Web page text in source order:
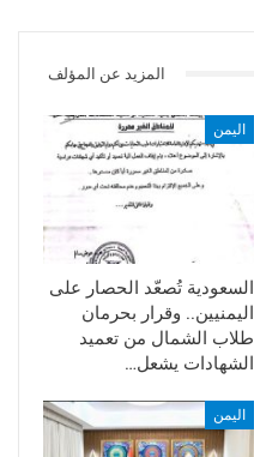
المزيد عن المؤلف
اليمن
السعودية تُصعّد الحصار على
اليمنيين.. وقرار بحرمان
طلاب الشمال من تعميد
الشهادات يشعل…
اليمن